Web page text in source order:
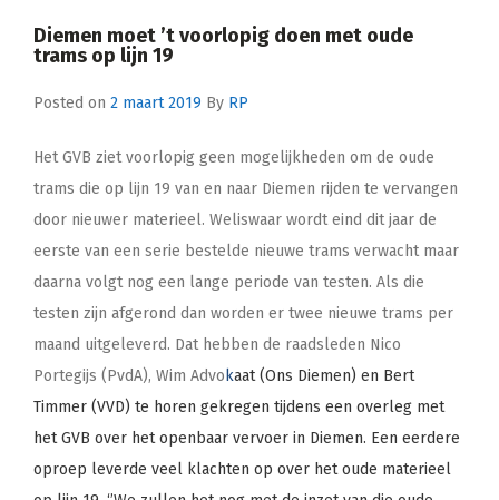
Diemen moet ’t voorlopig doen met oude
trams op lijn 19
Posted on 2 maart 2019 By RP
Het GVB ziet voorlopig geen mogelijkheden om de oude
trams die op lijn 19 van en naar Diemen rijden te vervangen
door nieuwer materieel. Weliswaar wordt eind dit jaar de
eerste van een serie bestelde nieuwe trams verwacht maar
daarna volgt nog een lange periode van testen. Als die
testen zijn afgerond dan worden er twee nieuwe trams per
maand uitgeleverd. Dat hebben de raadsleden Nico
Portegijs (PvdA), Wim Advo kaat (Ons Diemen) en Bert
Timmer (VVD) te horen gekregen tijdens een overleg met
het GVB over het openbaar vervoer in Diemen. Een eerdere
oproep leverde veel klachten op over het oude materieel